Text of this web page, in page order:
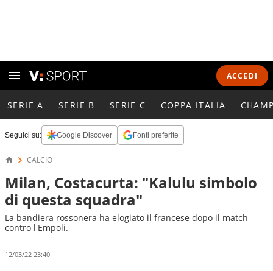
ACCEDI
SERIE A SERIE B SERIE C COPPA ITALIA
Seguici su: Google Discover Fonti preferite
CALCIO
Milan, Costacurta: "Kalulu simbolo
di questa squadra"
La bandiera rossonera ha elogiato il francese dopo il match
contro l'Empoli.
12/03/22 23:40